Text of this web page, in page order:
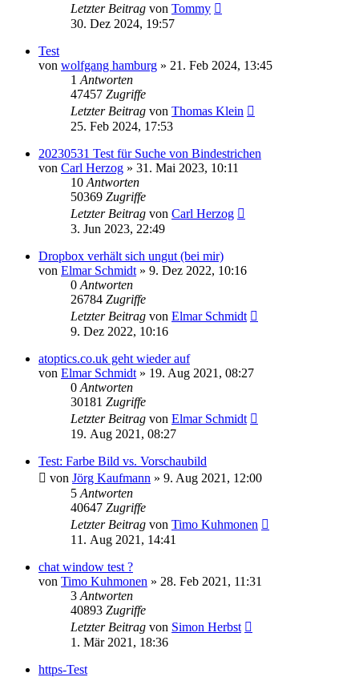
Letzter Beitrag von Tommy
30. Dez 2024, 19:57
Test
von wolfgang hamburg » 21. Feb 2024, 13:45
1 Antworten
47457 Zugriffe
Letzter Beitrag von Thomas Klein
25. Feb 2024, 17:53
20230531 Test für Suche von Bindestrichen
von Carl Herzog » 31. Mai 2023, 10:11
10 Antworten
50369 Zugriffe
Letzter Beitrag von Carl Herzog
3. Jun 2023, 22:49
Dropbox verhält sich ungut (bei mir)
von Elmar Schmidt » 9. Dez 2022, 10:16
0 Antworten
26784 Zugriffe
Letzter Beitrag von Elmar Schmidt
9. Dez 2022, 10:16
atoptics.co.uk geht wieder auf
von Elmar Schmidt » 19. Aug 2021, 08:27
0 Antworten
30181 Zugriffe
Letzter Beitrag von Elmar Schmidt
19. Aug 2021, 08:27
Test: Farbe Bild vs. Vorschaubild
von Jörg Kaufmann » 9. Aug 2021, 12:00
5 Antworten
40647 Zugriffe
Letzter Beitrag von Timo Kuhmonen
11. Aug 2021, 14:41
chat window test ?
von Timo Kuhmonen » 28. Feb 2021, 11:31
3 Antworten
40893 Zugriffe
Letzter Beitrag von Simon Herbst
1. Mär 2021, 18:36
https-Test